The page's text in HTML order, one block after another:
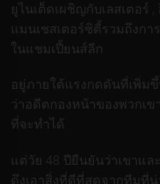
ยูไนเต็ดเผชิญกับเลสเตอร์
แมนเชสเตอร์ซิตี้รวมถึงก
ในแชมเปี้ยนส์ลีก
อยู่ภายใต้แรงกดดันที่เพิ่ม
ว่าอดีตกองหน้าของพวกเ
ที่จะทำได้
แต่วัย 48 ปียืนยันว่าเขาแ
ดึงเอาสิ่งที่ดีที่สุดจากทีมที่